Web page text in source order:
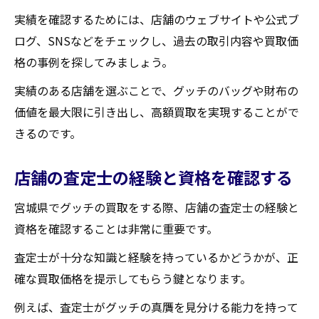
実績を確認するためには、店舗のウェブサイトや公式ブ
ログ、SNSなどをチェックし、過去の取引内容や買取価
格の事例を探してみましょう。
実績のある店舗を選ぶことで、グッチのバッグや財布の
価値を最大限に引き出し、高額買取を実現することがで
きるのです。
店舗の査定士の経験と資格を確認する
宮城県でグッチの買取をする際、店舗の査定士の経験と
資格を確認することは非常に重要です。
査定士が十分な知識と経験を持っているかどうかが、正
確な買取価格を提示してもらう鍵となります。
例えば、査定士がグッチの真贋を見分ける能力を持って